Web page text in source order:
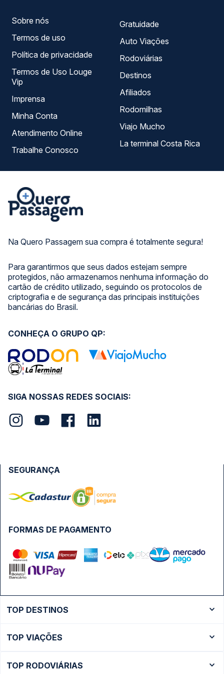
Na Quero Passagem sua compra é totalmente segura!
Para garantirmos que seus dados estejam sempre
protegidos, não armazenamos nenhuma informação do
cartão de crédito utilizado, seguindo os protocolos de
criptografia e de segurança das principais instituições
bancárias do Brasil.
Sobre nós
Termos de uso
Política de privacidade
Termos de Uso Louge
Vip
Imprensa
Minha Conta
Atendimento Online
Trabalhe Conosco
Gratuidade
Auto Viações
Rodoviárias
Destinos
Afiliados
Rodomilhas
Viajo Mucho
La terminal Costa Rica
SIGA NOSSAS REDES SOCIAIS:
CONHEÇA O GRUPO QP:
FORMAS DE PAGAMENTO
SEGURANÇA
TOP DESTINOS
Ônibus São Paulo
TOP VIAÇÕES
TOP RODOVIÁRIAS